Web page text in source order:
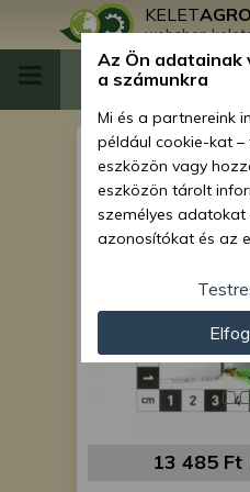
KELETAGRO
Force 915
13 485 Ft
Az Ön adatainak
a számunkra
Mi és a partnereink
például cookie-kat –
eszközön vagy
eszközön tárolt
személyes adatokat
azonosítókat és az
személyre szabott
tartalom
tartalomméréshez,
gyűjtéséhez,
kifejlesztéséhez és
javításához. Az Ön
módszerrel szerzett